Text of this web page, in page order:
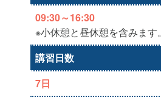
09:30～16:30
※小休憩と昼休憩を含みます。
講習日数
7日